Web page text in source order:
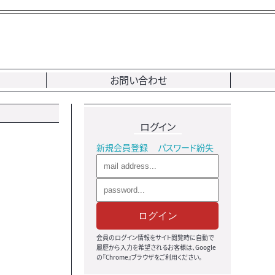
お問い合わせ
ログイン
新規会員登録 パスワード紛失
ログイン
会員のログイン情報をサイト閲覧時に自動で
履歴から入力を希望されるお客様は、Google
の『Chrome』ブラウザをご利用ください。